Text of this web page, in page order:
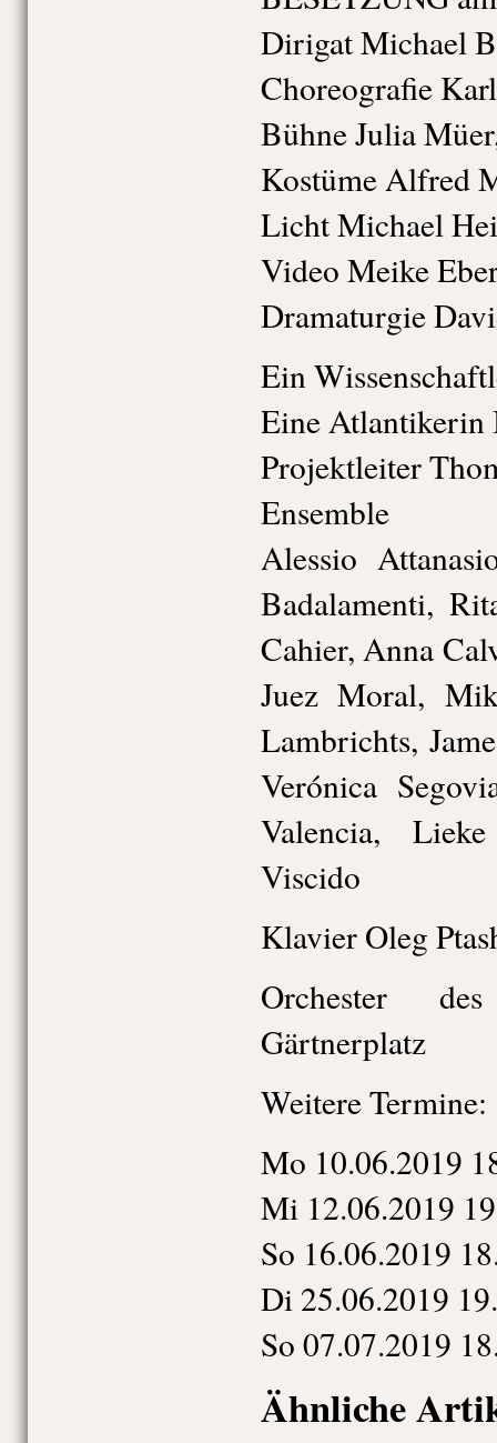
Dirigat Michael
Choreografie
Bühne Julia
Kostüme Alfred
Licht Michael
Video Meike
Dramaturgie
Ein
Eine Atlantikerin
Projektleiter
Ensemble
Alessio
Badalamenti,
Cahier, Anna
Juez Moral,
Lambrichts,
Verónica
Valencia,
Viscido
Klavier Oleg
Orchester
Gärtnerplatz
Weitere Termine:
Mo 10.06.2019
Mi 12.06.2019
So 16.06.2019
Di 25.06.2019
So 07.07.2019
Ähnliche